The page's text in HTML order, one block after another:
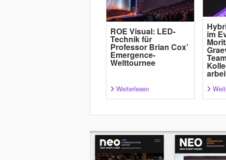
ROE Visual: LED-
Technik für
Professor Brian Cox’
Emergence-
Welttournee
Weiterlesen
im